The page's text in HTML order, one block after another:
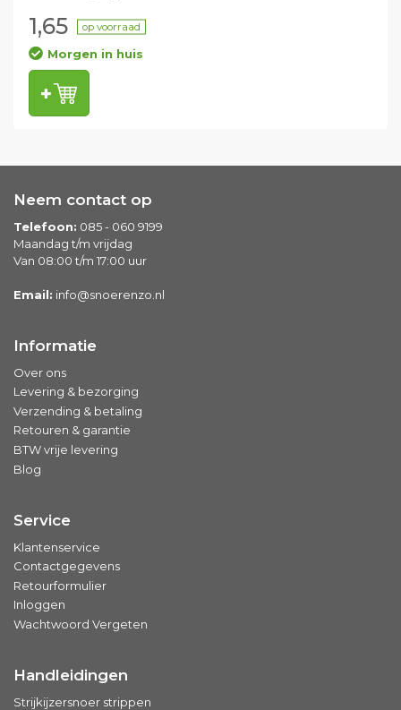
1,65 op voorraad
Morgen in huis
Neem contact op
Telefoon: 085 - 060 9199
Maandag t/m vrijdag
Van 08:00 t/m 17:00 uur
Email: info@snoerenzo.nl
Informatie
Over ons
Levering & bezorging
Verzending & betaling
Retouren & garantie
BTW vrije levering
Blog
Service
Klantenservice
Contactgegevens
Retourformulier
Inloggen
Wachtwoord Vergeten
Handleidingen
Strijkijzersnoer strippen